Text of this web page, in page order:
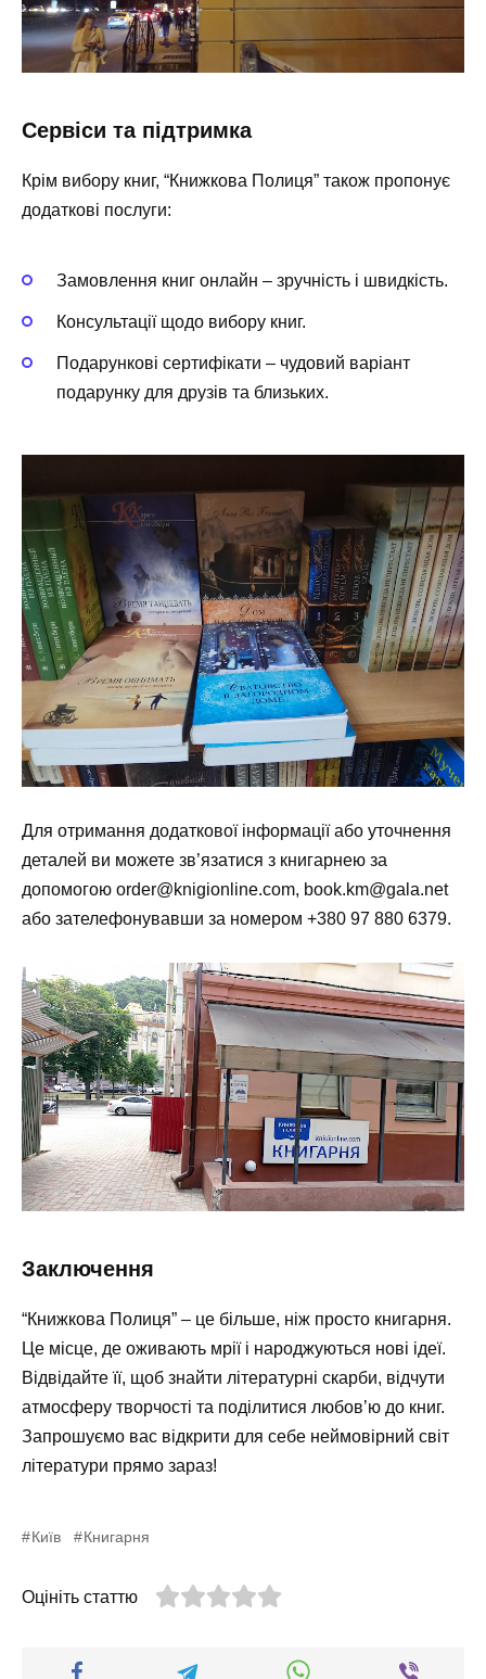
Сервіси та підтримка
Крім вибору книг, “Книжкова Полиця” також пропонує
додаткові послуги:
Замовлення книг онлайн – зручність і швидкість.
Консультації щодо вибору книг.
Подарункові сертифікати – чудовий варіант
подарунку для друзів та близьких.
Для отримання додаткової інформації або уточнення
деталей ви можете зв’язатися з книгарнею за
допомогою order@knigionline.com, book.km@gala.net
або зателефонувавши за номером +380 97 880 6379.
Заключення
“Книжкова Полиця” – це більше, ніж просто книгарня.
Це місце, де оживають мрії і народжуються нові ідеї.
Відвідайте її, щоб знайти літературні скарби, відчути
атмосферу творчості та поділитися любов’ю до книг.
Запрошуємо вас відкрити для себе неймовірний світ
літератури прямо зараз!
Київ Книгарня
Оцініть статтю